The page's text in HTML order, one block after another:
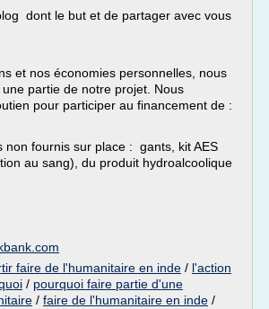
dont le but et de partager avec vous
et nos économies personnelles, nous
partie de notre projet. Nous
pour participer au financement de :
non fournis sur place : gants, kit AES
au sang), du produit hydroalcoolique
faire de l'humanitaire en inde / l'action
/ pourquoi faire partie d'une
/ faire de l'humanitaire en inde /